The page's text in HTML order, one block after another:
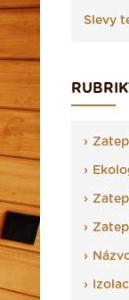
Slevy